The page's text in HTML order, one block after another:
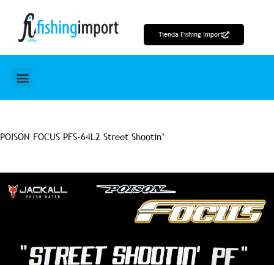
contenido
Tienda Fishing Import
POISON FOCUS PFS-64L2 Street Shootin’